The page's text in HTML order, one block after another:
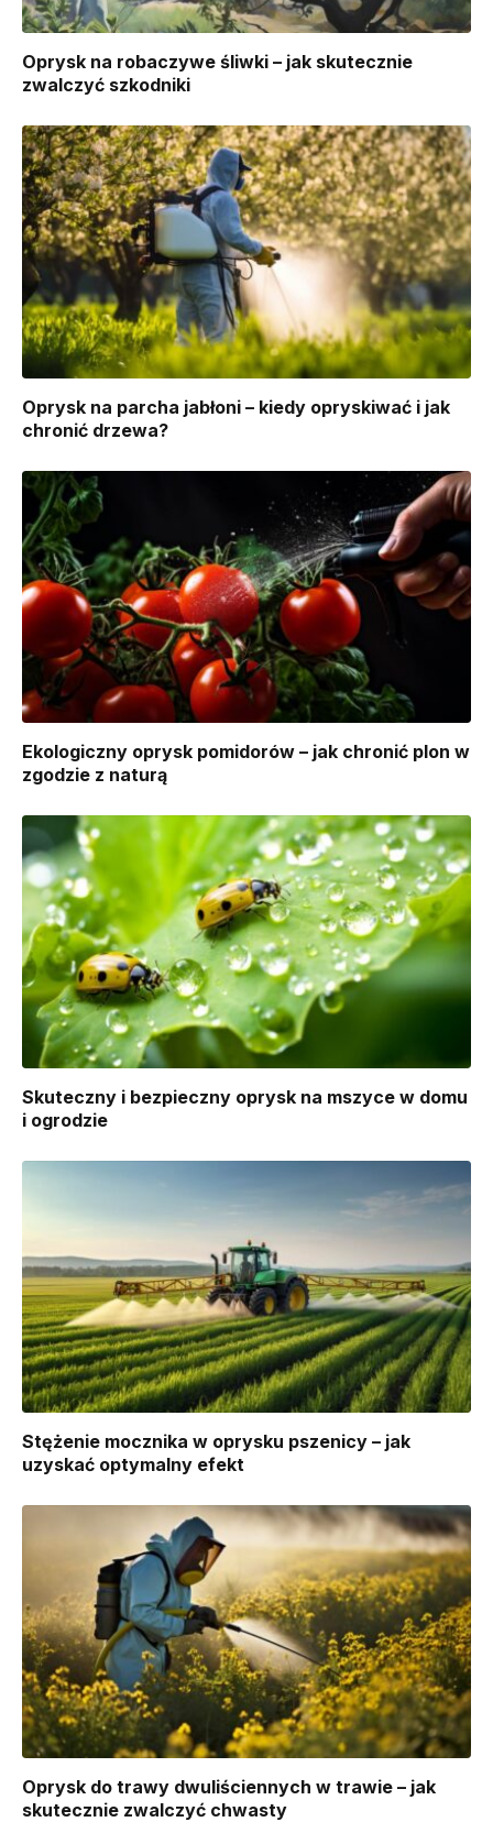
Oprysk na robaczywe śliwki – jak skutecznie
zwalczyć szkodniki
Oprysk na parcha jabłoni – kiedy opryskiwać i jak
chronić drzewa?
Ekologiczny oprysk pomidorów – jak chronić plon w
zgodzie z naturą
Skuteczny i bezpieczny oprysk na mszyce w domu
i ogrodzie
Stężenie mocznika w oprysku pszenicy – jak
uzyskać optymalny efekt
Oprysk do trawy dwuliściennych w trawie – jak
skutecznie zwalczyć chwasty